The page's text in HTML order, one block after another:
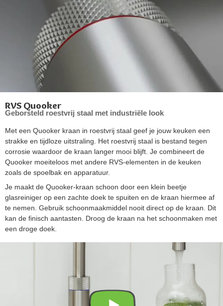
RVS Quooker
Geborsteld roestvrij staal met industriële look
Met een Quooker kraan in roestvrij staal geef je jouw keuken een
strakke en tijdloze uitstraling. Het roestvrij staal is bestand tegen
corrosie waardoor de kraan langer mooi blijft. Je combineert de
Quooker moeiteloos met andere RVS-elementen in de keuken
zoals de spoelbak en apparatuur.
Je maakt de Quooker-kraan schoon door een klein beetje
glasreiniger op een zachte doek te spuiten en de kraan hiermee af
te nemen. Gebruik schoonmaakmiddel nooit direct op de kraan. Dit
kan de finisch aantasten. Droog de kraan na het schoonmaken met
een droge doek.